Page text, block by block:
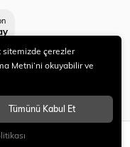
saklıdır.
çerezler
Metni’ni okuyabilir ve
Tümünü Kabul Et